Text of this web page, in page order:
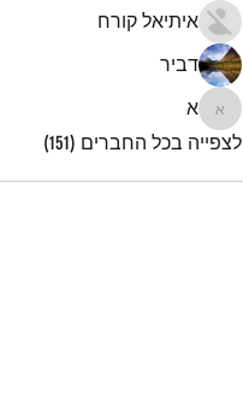
איתיאל קורח
דביר
א
לצפייה בכל החברים (151)